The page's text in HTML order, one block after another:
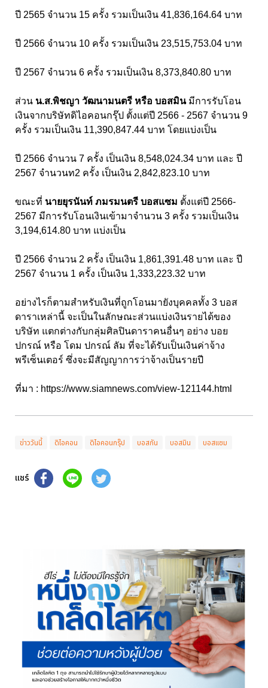
ปี 2565 จำนวน 15 ครั้ง รวมเป็นเงิน 41,836,164.64 บาท
ปี 2566 จำนวน 10 ครั้ง รวมเป็นเงิน 23,515,753.04 บาท
ปี 2567 จำนวน 6 ครั้ง รวมเป็นเงิน 8,373,840.80 บาท
ส่วน น.ส.พิชญา วัฒนามนตรี หรือ บอสมินมีการรับโอน
เงินจากบริษัทดิไอคอนกรุ๊ป ตั้งแต่ปี 2566 - 2567 จำนวน 9
ครั้ง รวมเป็นเงิน 11,390,847.44 บาท โดยแบ่งเป็น
ปี 2566 จำนวน 7 ครั้ง เป็นเงิน 8,548,024.34 บาท และ ปี
2567 จำนวนท2 ครั้ง เป็นเงิน 2,842,823.10 บาท
ขณะที่ นายยุรนันท์ ภมรมนตรี บอสแซม ตั้งแต่ปี 2566-
2567 มีการรับโอนเงินเข้ามาจำนวน 3 ครั้ง รวมเป็นเงิน
3,194,614.80 บาท แบ่งเป็น
ปี 2566 จำนวน 2 ครั้ง เป็นเงิน 1,861,391.48 บาท และ ปี
2567 จำนวน 1 ครั้ง เป็นเงิน 1,333,223.32 บาท
อย่างไรก็ตามสำหรับเงินที่ถูกโอนมายังบุคคลทั้ง 3 บอส
ดาราเหล่านี้ จะเป็นในลักษณะส่วนแบ่งเงินรายได้ของ
บริษัท แตกต่างกับกลุ่มศิลปินดาราคนอื่นๆ อย่าง บอย
ปกรณ์ หรือ โดม ปกรณ์ ลัม ที่จะได้รับเป็นเงินค่าจ้าง
พรีเซ็นเตอร์ ซึ่งจะมีสัญญาการว่าจ้างเป็นรายปี
ที่มา : https://www.siamnews.com/view-121144.html
ข่าววันนี้ ดิไอคอน ดิไอคอนกรุ๊ป บอสกัน บอสมิน บอสแซม
แชร์